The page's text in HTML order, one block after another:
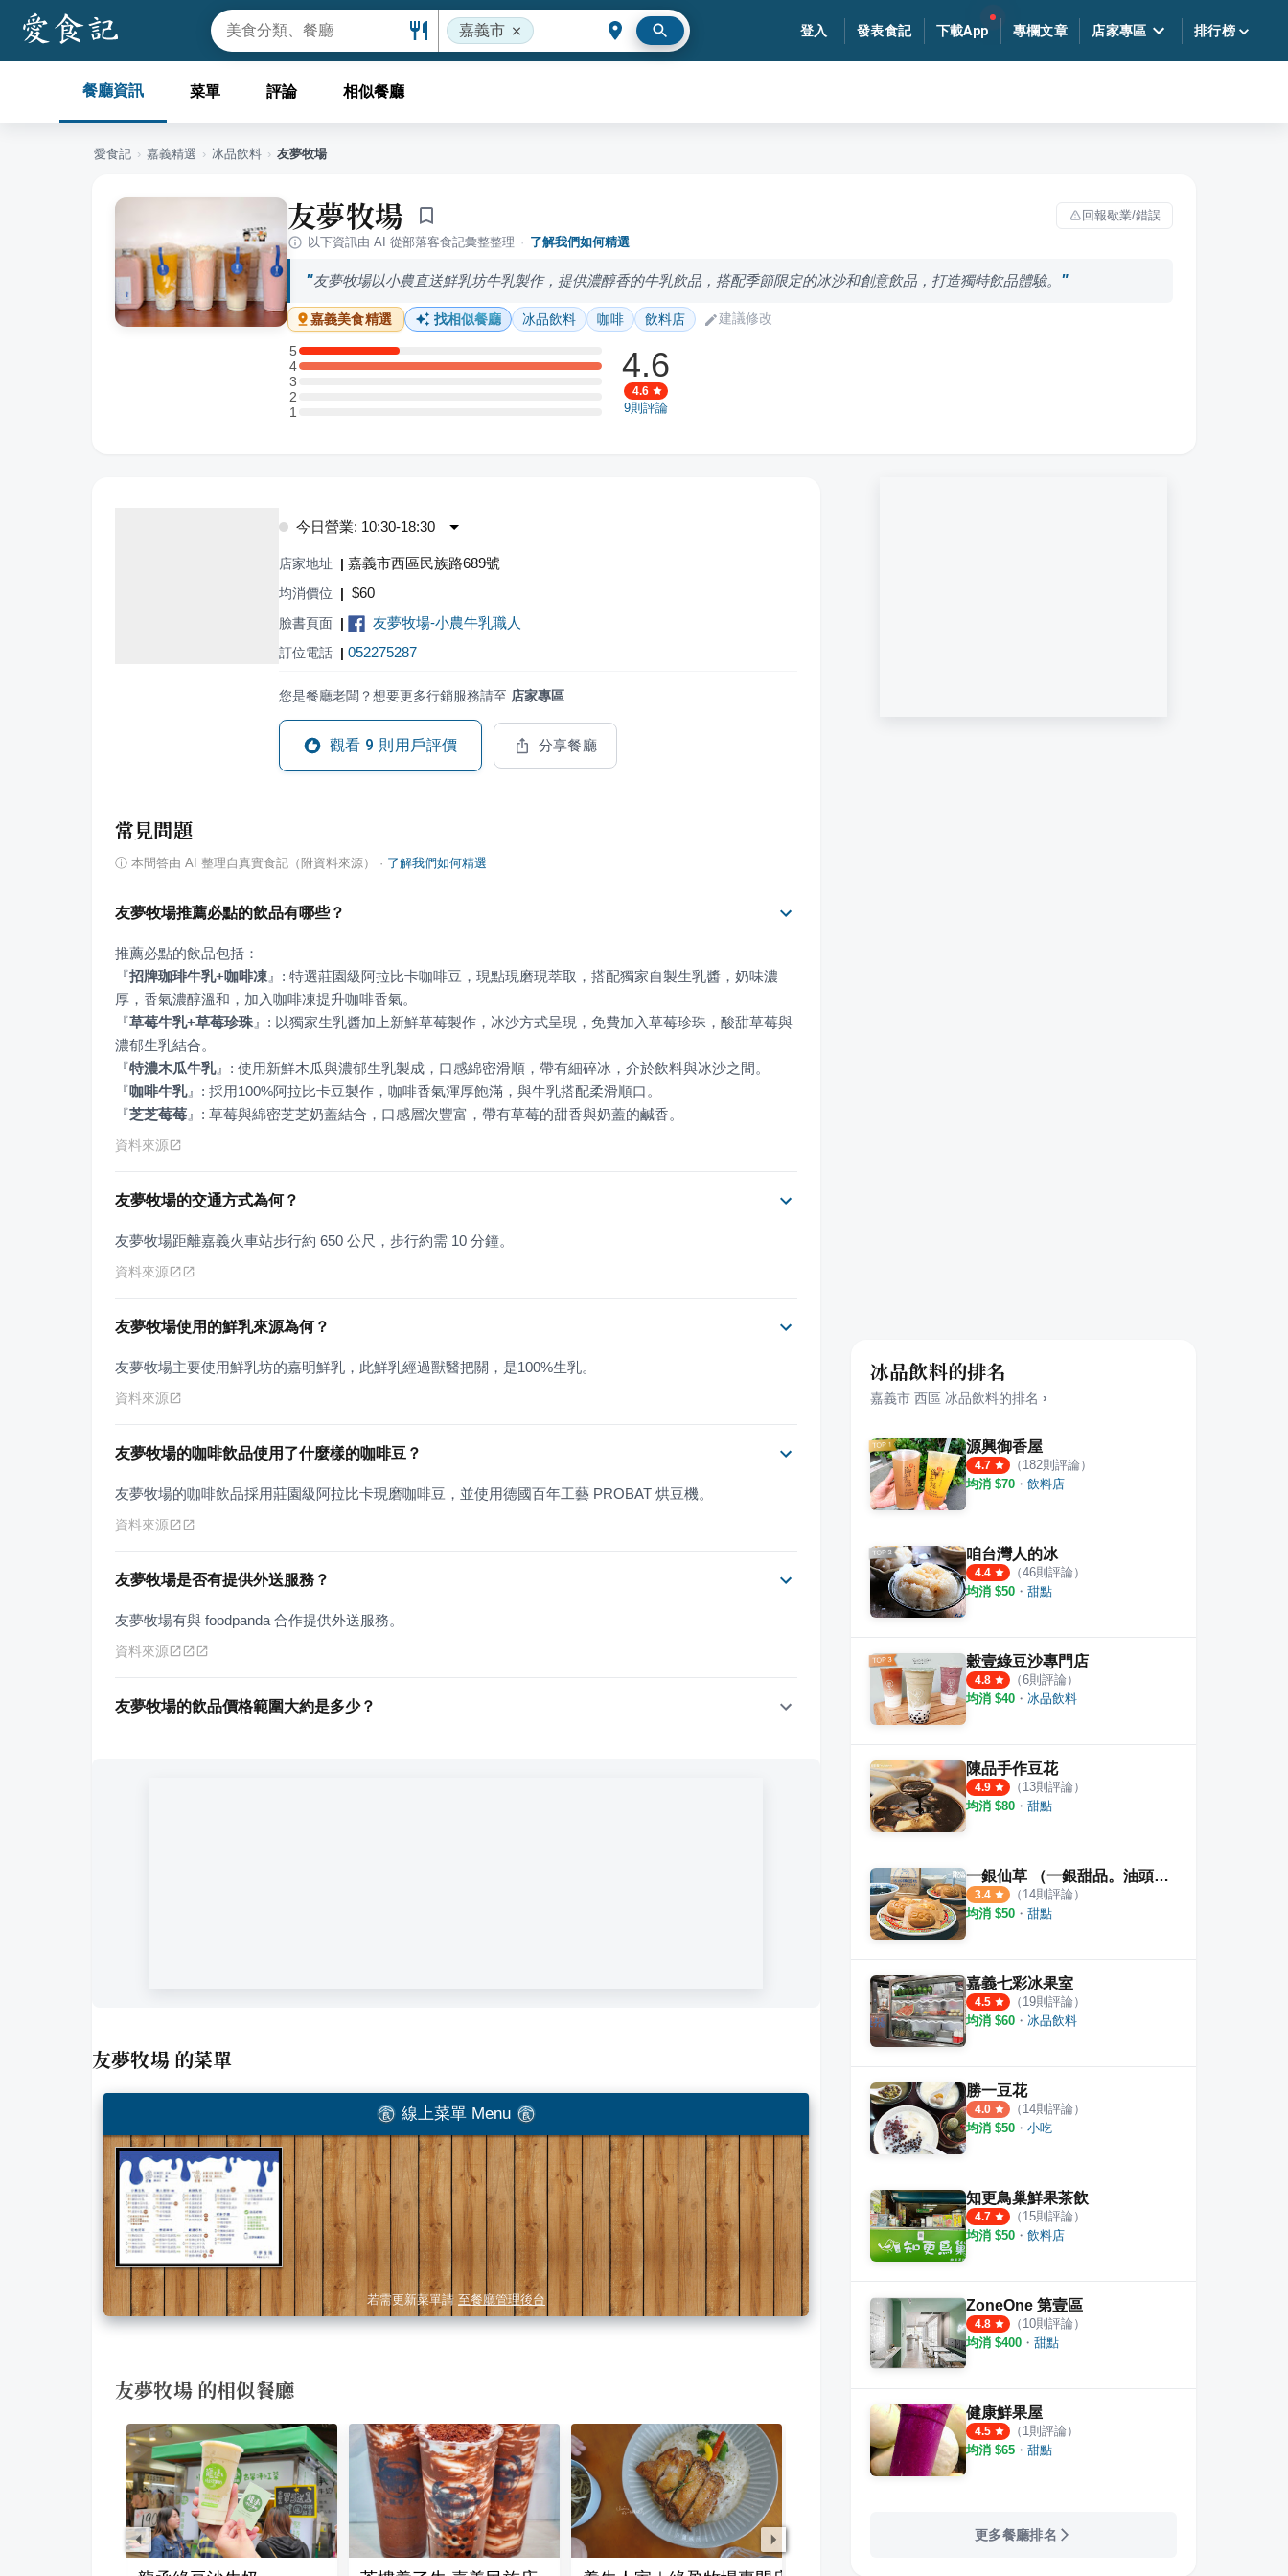
嘉義市 登入 發表食記 下載App 專欄文章 店家專區 排行榜
餐廳資訊 菜單 評論 相似餐廳
愛食記 › 嘉義精選 › 冰品飲料 › 友夢牧場
友夢牧場
回報歇業/錯誤
以下資訊由 AI 從部落客食記彙整整理 · 了解我們如何精選
友夢牧場以小農直送鮮乳坊牛乳製作，提供濃醇香的牛乳飲品，搭配季節限定的冰沙和創意飲品，打造獨特飲品體驗。
嘉義美食精選 找相似餐廳 冰品飲料 咖啡 飲料店 建議修改
5
5 星：1 則評論
4
4 星：3 則評論
3
3 星：0 則評論
2
2 星：0 則評論
11 星：0 則評論
4.6
4.6
9則評論
今日營業: 10:30-18:30
店家地址 | 嘉義市西區民族路689號
均消價位 | $60
臉書頁面 | 友夢牧場-小農牛乳職人
訂位電話 | 052275287
您是餐廳老闆？想要更多行銷服務請至 店家專區
觀看 9 則用戶評價 分享餐廳
常見問題
ⓘ 本問答由 AI 整理自真實食記（附資料來源） · 了解我們如何精選
友夢牧場推薦必點的飲品有哪些？
『招牌珈琲牛乳+咖啡凍 』 : 特選莊園級阿拉比卡咖啡豆，現點現磨現萃取，搭配獨家自製生乳醬，奶味濃
『草莓牛乳+草莓珍珠 』 : 以獨家生乳醬加上新鮮草莓製作，冰沙方式呈現，免費加入草莓珍珠，酸甜草莓與
『特濃木瓜牛乳』
『咖啡牛乳』
『芝芝莓莓 』 : 草莓與綿密芝芝奶蓋結合，口感層次豐富，帶有草莓的甜香與奶蓋的鹹香。
資料來源
友夢牧場的交通方式為何？
友夢牧場距離嘉義火車站步行約 650 公尺，步行約需 10 分鐘。
資料來源
友夢牧場使用的鮮乳來源為何？
友夢牧場主要使用鮮乳坊的嘉明鮮乳，此鮮乳經過獸醫把關，是100%生乳。
資料來源
友夢牧場的咖啡飲品使用了什麼樣的咖啡豆？
友夢牧場的咖啡飲品採用莊園級阿拉比卡現磨咖啡豆，並使用德國百年工藝 PROBAT 烘豆機。
資料來源
友夢牧場是否有提供外送服務？
友夢牧場有與 foodpanda 合作提供外送服務。
資料來源
友夢牧場的飲品價格範圍大約是多少？
友夢牧場的菜單
線上菜單 Menu
若需更新菜單請 至餐廳管理後台
友夢牧場 的相似餐廳
冰品飲料的排名
嘉義市 西區 冰品飲料的排名 ›
源興御香屋
4.7 （ 182則評論）
均消 $70 ・ 飲料店
咱台灣人的冰
4.4 （46則評論）
均消 $50 ・ 甜點
穀壹綠豆沙專門店
4.8 （6則評論）
均消 $40 ・ 冰品飲料
陳品手作豆花
4.9 （ 13則評論）
均消 $80 ・ 甜點
一銀仙草 （一銀甜品。油頭雞蛋糕。品花豆花）
3.4 （ 14則評論）
均消 $50 ・ 甜點
嘉義七彩冰果室
4.5 （ 19則評論）
均消 $60 ・ 冰品飲料
勝一豆花
4.0 （ 14則評論）
均消 $50 ・ 小吃
知更鳥巢鮮果茶飲
4.7 （ 15則評論）
均消 $50 ・ 飲料店
ZoneOne 第壹區
4.8 （ 10則評論）
均消 $400 ・ 甜點
健康鮮果屋
4.5 （ 1 則評論）
均消 $65 ・ 甜點
更多餐廳排名